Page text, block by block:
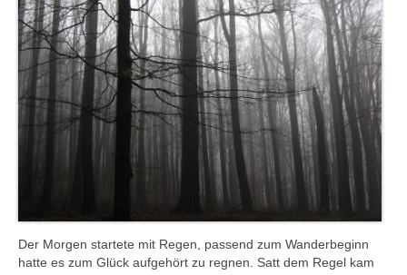
Der Morgen startete mit Regen, passend zum Wanderbeginn
hatte es zum Glück aufgehört zu regnen. Satt dem Regel kam